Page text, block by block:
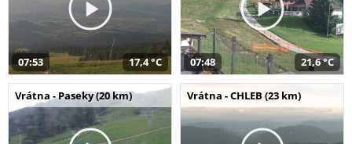
07:53 17,4 °C 07:48 21,6 °C
Vrátna - Paseky (20 km) Vrátna - CHLEB (23 km)